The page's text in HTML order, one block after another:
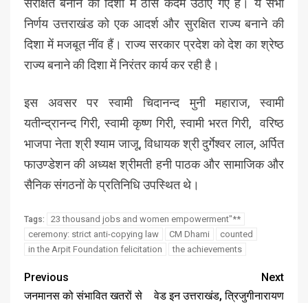
संरक्षित बनाने की दिशा में ठोस कदम उठाए गए हैं। ये सभी
निर्णय उत्तराखंड को एक आदर्श और सुरक्षित राज्य बनाने की
दिशा में मजबूत नींव हैं। राज्य सरकार प्रदेश को देश का श्रेष्ठ
राज्य बनाने की दिशा में निरंतर कार्य कर रही है।
इस अवसर पर स्वामी चिदानन्द मुनी महाराज, स्वामी
यतीन्द्रानन्द गिरी, स्वामी कृष्ण गिरी, स्वामी भरत गिरी, वरिष्ठ
भाजपा नेता श्री श्याम जाजू, विधायक श्री दुर्गेश्वर लाल, अर्पित
फाउण्डेशन की अध्यक्ष श्रीमती हनी पाठक और सामाजिक और
सैनिक संगठनों के प्रतिनिधि उपस्थित थे।
Tags:
23 thousand jobs and women empowerment"**
ceremony: strict anti-copying law
CM Dhami
counted
in the Arpit Foundation felicitation
the achievements
Previous
जनमानस को संभावित खतरों से
Next
वेड इन उत्तराखंड, त्रिजुगीनारायण